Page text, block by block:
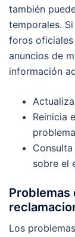
también
temporales.
foros
anuncios de
información
Reinicia
sobre el
Problemas
Los